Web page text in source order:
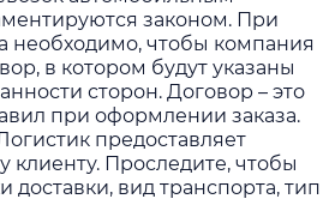
законом. При
необходимо, чтобы компания
в котором будут указаны
сторон. Договор – это
при оформлении заказа.
предоставляет
клиенту. Проследите, чтобы
доставки, вид транспорта, тип